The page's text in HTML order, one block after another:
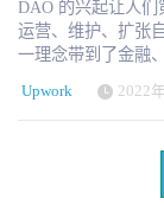
职业的看法。当被
自由职业的看法变得更
（74%）的人表示
工作与生活平衡的
而言，自由职业者
业人士提供了更大
定感。尽管人们普
品质的专业前沿论
（Direct Relief
赠设立了10万美元
持。 指导意见 Upwork预测第二季度的收入在1.47亿至1.51亿美元之
间，中点同比增长
DAO 的兴起让人们第一次开始认识到所有权经济：即由用户拥有、运营、维护、扩张自己正在使用的网络。越来越多的项目方开始这一理念带到了金融、社交、消费、社会等上层应用中。Braintrust 在自己的白皮书中将其定义为一个去中心化的人才网络：一个由个人用户主导、为个人用户所拥有的人才网络，最终目标是取代传统的招聘平台。但作为一款面向“零工经济（gig economy）”的招聘平台，从表面上看，Braintrust 和其他求职平台没什么区别，用当下流行语言来讲：它是一款 Web2 产品。 通过引入 DAO 的理念和治理代币方案，Braintrust 试图通过极低的平台抽佣来获得市场竞争优势、挑战 Web2 领域公司对用户的不公平。Braintrust 是更进一步地讲 Web3 的理念融入人们日常生活中的用例，与此同时，他也搭乘上开放网络和加密货币时代的“顺风车”快速发展。 到目前为止，已有超过 3.4 万名自由职业者加入了 Braintrust 生态，包括 Twitter、保时捷、高盛和耐克在内的全球性企业在平台上提供了 1500 个岗位。平台的 85% 的用户拥有自己的数字钱包，2021 年 12 月，Coatue 和 Tiger 以购买代币的形式为 Braintrust 投入了 1 亿美元。 Braintrust 背后并不是一个崭新的产品或商业模式，但通过将既有的商业模式和 Web3 精神相融合，Braintrust 或许是将 We3 带入现实世界的一个积极的实践。不过，叠加 Web3 的理念并不代表它一定比现有的替代方案更好，在 Braintrust 的发展过程中，仍有大量的挑战需要面对。 以下为本文目录，建议结合要点进行针对性阅读。👇 01 Braintrust ：Web3 融入 Web2 的商业实践02 Web2 交易平台的“原罪” 03 Braintrust 如何运作 人才（talent）、雇主（Employer）和连接者（Connector） $BTRST 和 Braintrust 的 DAO 化治理 04 代币经济的风险与升级 通胀风险 价值累积和协议升级 05 如何获胜？ 01.Braintrust ：Web3 融入 Web2 的商业实践Web3 最让人兴奋的地方是它带来了新的商业模式，以及移除“中介”后出现的新价值链。Braintrust 在自己的白皮书中将其定义为一个去中心化的人才网络：一个由个人用户主导、为个人用户所拥有的人才网络，最终目标是取代传统的招聘平台。 但作为一款主要服务于“零工经济（gig economy）”的招聘平台，从表面上看，Braintrust 和其他求职平台没什么区别，用当下流行语言来讲：它是一款 Web2 产品。 目前美国有将近四成工作者是自由职业者，其市场规模约 1.5 万亿美元。疫情影响加速后的在线、远程协作，让“自由职业”这一趋势更加长期化、固定化、普遍化， 自由职业者的数量和经济规模呈指数级增长。 当市场上有充足且多元的自由从业者供给时，越来越多的企业开始选择将部分职能外包，从而更加集中地建设核心业务能力。这种工作模式创造了数百万个就业机会，并带动了自由职业者经济的增长，为传统雇佣关系带来了改变。 自由职业者和零工经济拥有巨大市场潜力：已上市的零工招聘平台 Upwork （市值近 30 亿美元）在 2021 年 Q4 实现了 9.04 亿美元的交易额，以色列该板块的龙头公司 Fiverr 的交易额为 2.6 亿美元，市值也达到了 27 亿美元。 Braintrust 正是把握了蓬勃发展的零工经济的趋势，通过平台的形式将世界各地的知识型自由职业者与 Nike、德勤、雀巢、NASA 等顶级公司进行匹配。Braintrust 的收益来自分成，一旦实现成功招聘，企业需要向 Braintrust 支付劳动合同金额的 10% 作为服务费，这一费率远低于 Upwork、Fiveer 、Toptal 等平台 30%～40% 的抽佣水平。 而让 Braintrust 和 Upwork 等其他平台完全区分开来的点在于，它并不想成为一个“中介”。通过引入“去中心化”的理念和代币体系，Braintrust 试图借助 Web3 的力量让自己持续地保持低抽佣率，从而在市场竞争中获得优势。 Braintrust 开启于 2018 年，平台在 2020 年 6 月正式启动，它的早期投资人包括了 Variant、Multicoin、ACME、Hashkey 、Pantera 等，其中 Multicoin Capital 还投了很多类似的公司比如 Helium、Arweave、Livepeer 皆是用 Web 3 的手段全栈式地解决中心化带来的现实问题。 2021 年 9 月，Braintrust 通过 Coinlist 众筹 1100 万美元，并发行治理代币 $BTRST、开始以 DAO 的形式进行治理。它的早期投资机构们享有 Braintrust 22% 的代币，另有 5% 的代币被分配给了众筹参与者，其余部分则留给了早期贡献者及社区。 2021 年 12 月，Coatue 和 Tiger 以购买代币的形式投资了 Braintrust 1 亿美元。目前 Braintrust 的代币完全稀释后的市值为 8.96 亿美元。 Braintrust 专注于工程师、设计师、开发者这三类人才，将科技类知识从业者和顶级公司进行对接，因为主打 Web3、去中心化的理念，所以 Braintrust 可以更容易地吸引到这部分人的关注，平台上 85% 的用户拥有自己的数字钱包。 到目前为止，已有超过 34,000 名自由职业者加入了 Braintrust 生态，包括 Twitter、保时捷、高盛和耐克在内的全球顶级企业在平台上提供了超过 1500 个岗位。Braintrust 官方数据看板显示：自 2020 年 6 月上线以来，Braintrust 总共完成了 2373 例工作需求对接，平均每个工作项目的合同金额为 7.25 万美元（按照：项目周数 x 小时/周 x 小时费计算得出）。 即便有自己的代币，但 Braintrust 始终遵循一个理念：好的代币经济可以放大一个平台的价值，但不能完全替代它。 所以 Braintrust 并不以代币激励作为吸引用户的理由，更想从以下几方面来吸引知识工作者和企业： 同时，基于 DAO 的运营理念，持有平台 token 的 Braintrust 用户还可以参与平台运营的一系列决策投票。对于自由职业者们而言，当他们的收入和平台形成强绑定时，Braintrust 提供了一套机制来确保用户和平台之间的信任不会因一些外部因素而遭受破坏。Braintrust 并不是一个崭新的产品或商业模式，通过和 Web3 理念进行融合，对交易平台的商业模型进行更先锋的改进。 但从商业实践的角度，它仍然要面对这样一个现实问题：去中心化的、由用户拥有和主导的交易平台能否比 Web2（由投资者所拥有的）交易平台更为高效？ Braintrust 并不能因为
Upwork 2022